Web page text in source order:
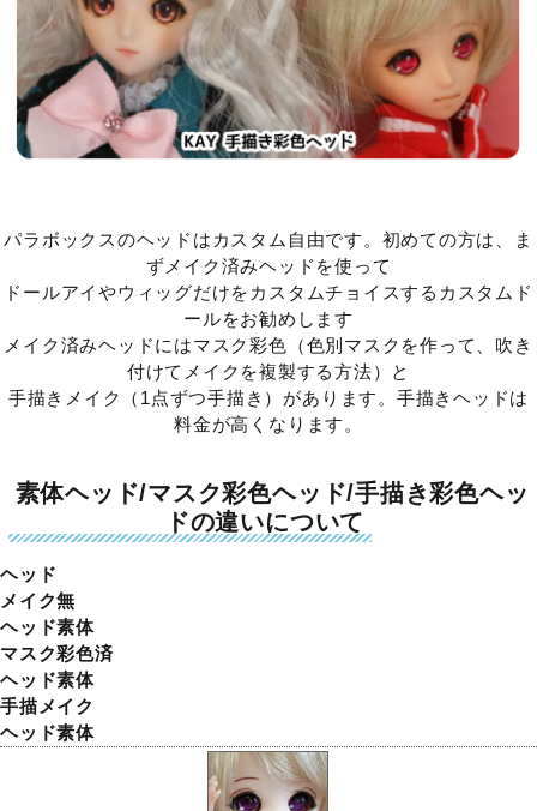
パラボックスのヘッドはカスタム自由です。初めての方は、ま
ずメイク済みヘッドを使って
ドールアイやウィッグだけをカスタムチョイスするカスタムド
ールをお勧めします
メイク済みヘッドにはマスク彩色（色別マスクを作って、吹き
付けてメイクを複製する方法）と
手描きメイク（1点ずつ手描き）があります。手描きヘッドは
料金が高くなります。
素体ヘッド/マスク彩色ヘッド/手描き彩色ヘッ
ドの違いについて
ヘッド
メイク無
ヘッド素体
マスク彩色済
ヘッド素体
手描メイク
ヘッド素体